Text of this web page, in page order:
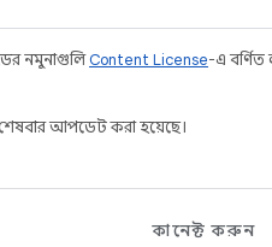
নমুনাগুলিContent License-এ বর্ণিত
আপডেট করা হয়েছে।
কানেক্ট করুন